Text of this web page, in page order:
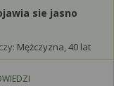
sie jasno
Mężczyzna, 40 lat